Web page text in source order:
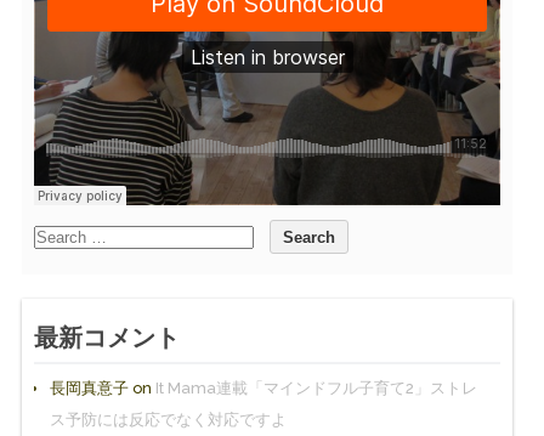
最新コメント
長岡真意子on It Mama連載「マインドフル子育て2」ストレ
ス予防には反応でなく対応ですよ